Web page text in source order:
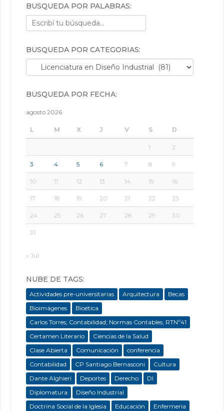
BÚSQUEDA POR PALABRAS:
BÚSQUEDA POR CATEGORÍAS:
Búsqueda por categorías:
BÚSQUEDA POR FECHA:
agosto 2026
L M X J V S D
1 2
3 4 5 6 7 8 9
10 11 12 13 14 15 16
17 18 19 20 21 22 23
24 25 26 27 28 29 30
31
« Jul
NUBE DE TAGS:
Actividades pre-universitarias Arquitectura
Becas
Bioimágenes
Bioética
Carlos Torres; Contabilidad; Normas Contables; RTNº41
Certamen Literario
Ciencias de la Salud
Clase Abierta
Comunicación
conferencia
Contabilidad
CP Santiago Bernasconi
Cultura
Dante Alghieri
Deportes Derecho
DI
Diplomatura
Diseño Industrial
Doctrina Social de la Iglesia
Educación
Enfermeria